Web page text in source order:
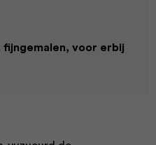
voor erbij